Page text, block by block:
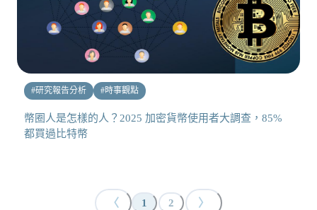
#研究報告分析 #時事觀點
幣圈人是怎樣的人？2025 加密貨幣使用者大調查，85%
都買過比特幣
〈 1 2 〉